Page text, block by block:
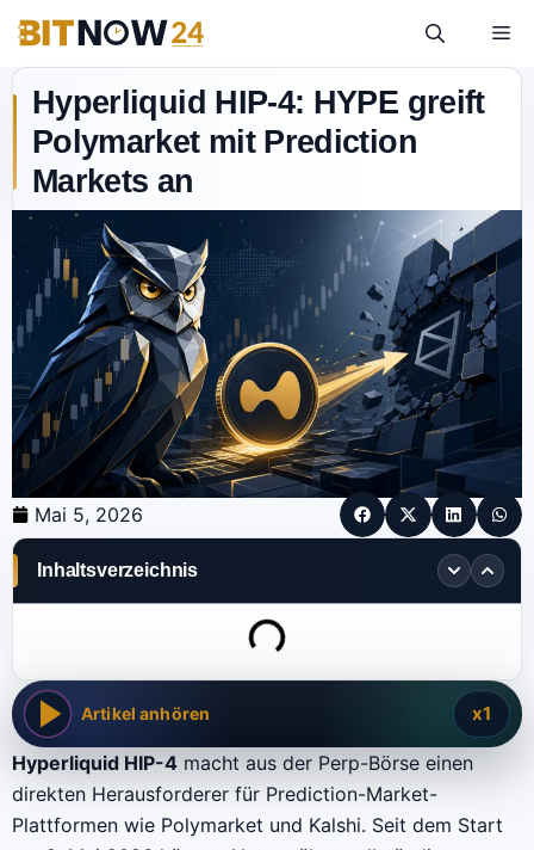
Hyperliquid HIP-4: HYPE greift
Polymarket mit Prediction
Markets an
Mai 5, 2026
Inhaltsverzeichnis
Artikel anhören x1
Hyperliquid HIP-4 macht aus der Perp-Börse einen
direkten Herausforderer für Prediction-Market-
Plattformen wie Polymarket und Kalshi. Seit dem Start